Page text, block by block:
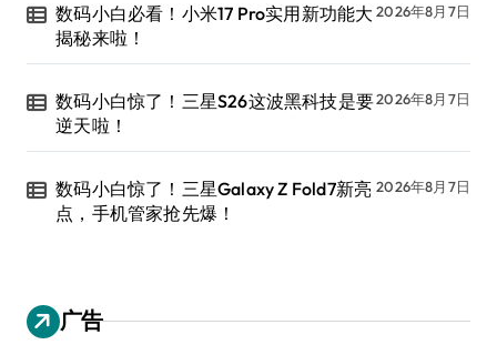
数码小白必看！小米17 Pro实用新功能大
揭秘来啦！
2026年8月7日
数码小白惊了！三星S26这波黑科技是要
逆天啦！
2026年8月7日
数码小白惊了！三星Galaxy Z Fold7新亮
点，手机管家抢先爆！
2026年8月7日
广告